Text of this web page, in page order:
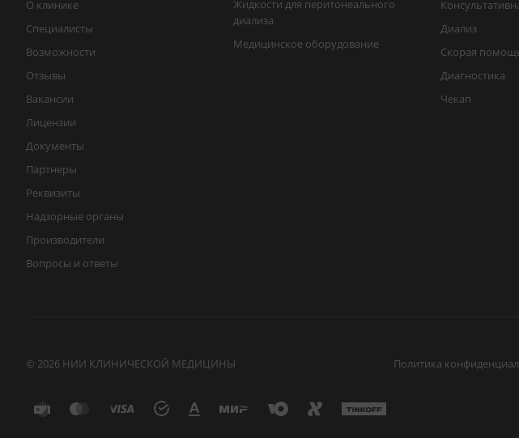
О клинике
Специалисты
Возможности
Отзывы
Вакансии
Лицензии
Документы
Партнеры
Реквизиты
Надзорные органы
Производители
Вопросы и ответы
Жидкости для перитонеального
диализа
Медицинское оборудование
Диализ
Скорая
Диагностика
Чекап
© 2026 НИИ КЛИНИЧЕСКОЙ МЕДИЦИНЫ Политика